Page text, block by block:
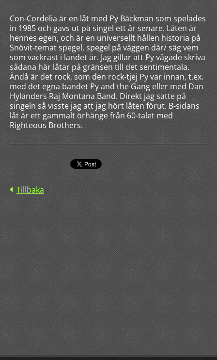
Con-Cordelia är en låt med Py Bäckman som spelades
in 1985 och gavs ut på singel ett år senare. Låten är
hennes egen, och är en universellt hållen historia på
Snövit-temat spegel, spegel på väggen där/ säg vem
som vackrast i landet är. Jag gillar att Py vågade skriva
sådana här låtar på gränsen till det sentimentala.
Ändå är det rock, som den rock-tjej Py var innan, t.ex.
med det egna bandet Py and the Gang eller med Dan
Hylanders Raj Montana Band. Direkt jag satte på
singeln så visste jag att jag hört låten förut. B-sidans
låt är ett gammalt örhänge från 60-talet med
Righteous Brothers.
Tillbaka